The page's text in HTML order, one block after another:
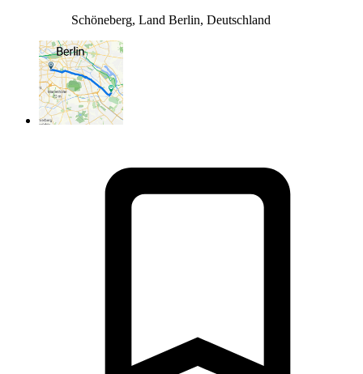
Schöneberg, Land Berlin, Deutschland